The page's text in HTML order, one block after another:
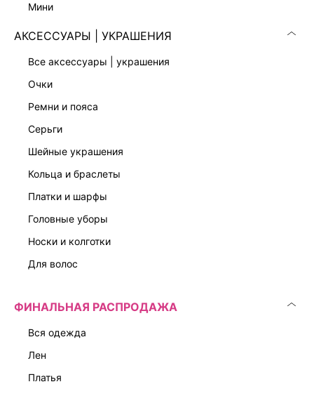
мини
АКСЕССУАРЫ | УКРАШЕНИЯ
все аксессуары | украшения
очки
ремни и пояса
серьги
шейные украшения
кольца и браслеты
платки и шарфы
головные уборы
носки и колготки
для волос
ФИНАЛЬНАЯ РАСПРОДАЖА
вся одежда
лен
платья